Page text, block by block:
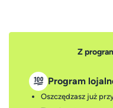
Z
Program
Oszczędzasz już